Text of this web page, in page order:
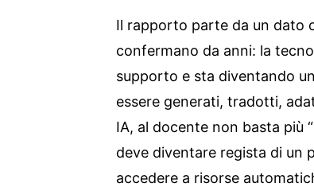
Il rapporto parte da un dato
confermano da anni: la
supporto e sta diventando
essere generati, tradotti,
IA, al docente non basta più
deve diventare regista di un
accedere a risorse